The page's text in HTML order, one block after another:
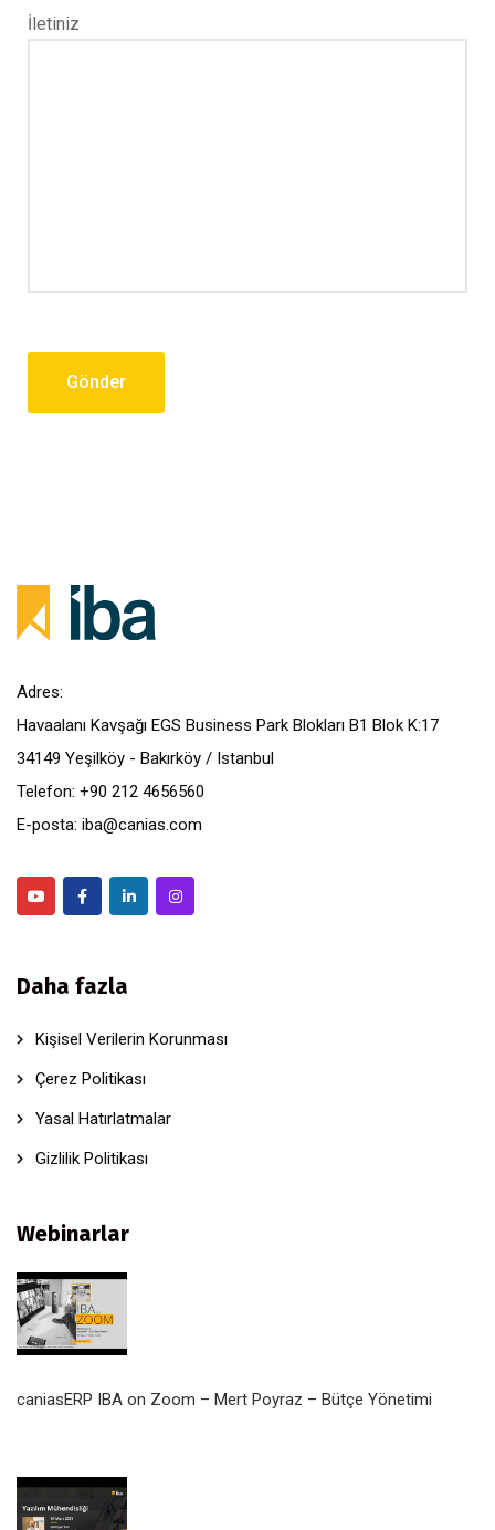
İletiniz
Adres:
Havaalanı Kavşağı EGS Business Park Blokları B1 Blok K:17
34149 Yeşilköy - Bakırköy / Istanbul
Telefon: +90 212 4656560
E-posta: iba@canias.com
Daha fazla
Kişisel Verilerin Korunması
Çerez Politikası
Yasal Hatırlatmalar
Gizlilik Politikası
Webinarlar
caniasERP IBA on Zoom – Mert Poyraz – Bütçe Yönetimi